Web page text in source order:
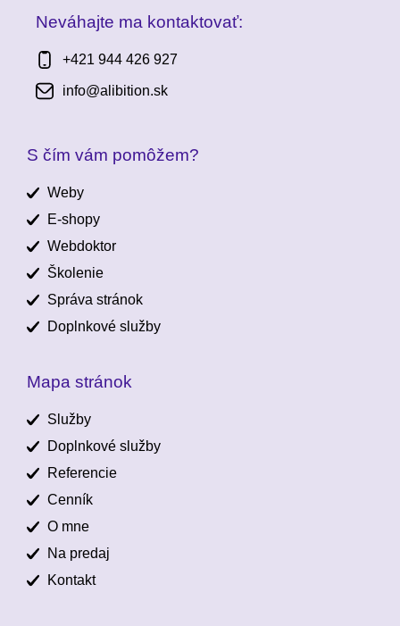
Neváhajte ma kontaktovať:
+421 944 426 927
info@alibition.sk
S čím vám pomôžem?
Weby
E-shopy
Webdoktor
Školenie
Správa stránok
Doplnkové služby
Mapa stránok
Služby
Doplnkové služby
Referencie
Cenník
O mne
Na predaj
Kontakt